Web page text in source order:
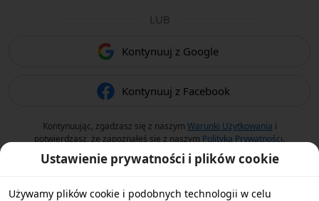
LUB
Kontynuuj z Google
Kontynuuj z Facebook
Kontynuując, zgadzasz się z naszym Warunki Użytkowania i
potwierdzasz, że zapoznałeś się z naszym Polityka Prywatności.
Ustawienie prywatności i plików cookie
Używamy plików cookie i podobnych technologii w celu